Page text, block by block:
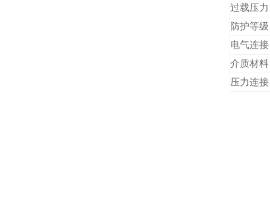
过载压
防护等级
电气连
介质材
压力连